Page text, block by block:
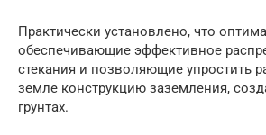
Практически установлено, что
обеспечивающие эффективное
стекания и позволяющие упростить
земле конструкцию заземления,
грунтах.